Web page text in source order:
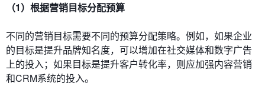
（1）根据营销目标分配预算
不同的营销目标需要不同的预算分配策略。例如，如果企业
的目标是提升品牌知名度，可以增加在社交媒体和数字广告
上的投入；如果目标是提升客户转化率，则应加强内容营销
和CRM系统的投入。